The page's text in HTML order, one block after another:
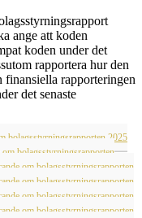
ange att koden
koden under det
rapportera hur den
rapporteringen
det senaste
bolagsstyrningsrapporten 2025
bolagsstyrningsrapporten
om bolagsstyrningsrapporten
om bolagsstyrningsrapporten
om bolagsstyrningsrapporten
om bolagsstyrningsrapporten